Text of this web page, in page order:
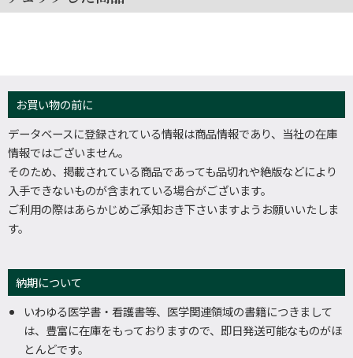
お買い物の前に
データベースに登録されている情報は商品情報であり、当社の在庫
情報ではございません。
そのため、掲載されている商品であっても品切れや絶版などにより
入手できないものが含まれている場合がございます。
ご利用の際はあらかじめご承知おき下さいますようお願いいたしま
す。
納期について
いわゆる医学書・看護書等、医学関連領域の書籍につきまして
は、豊富に在庫をもっておりますので、即日発送可能なものがほ
とんどです。